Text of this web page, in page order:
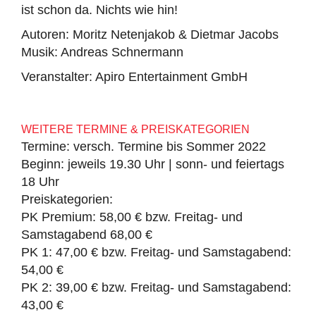
ist schon da. Nichts wie hin!
Autoren: Moritz Netenjakob & Dietmar Jacobs
Musik: Andreas Schnermann
Veranstalter: Apiro Entertainment GmbH
WEITERE TERMINE & PREISKATEGORIEN
Termine: versch. Termine bis Sommer 2022
Beginn: jeweils 19.30 Uhr | sonn- und feiertags
18 Uhr
Preiskategorien:
PK Premium: 58,00 € bzw. Freitag- und
Samstagabend 68,00 €
PK 1: 47,00 € bzw. Freitag- und Samstagabend:
54,00 €
PK 2: 39,00 € bzw. Freitag- und Samstagabend:
43,00 €